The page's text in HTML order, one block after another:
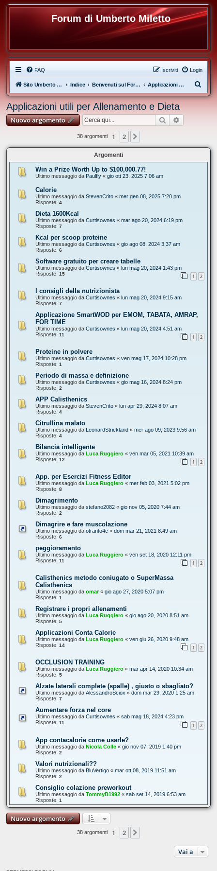
Forum di Umberto Miletto
FAQ Login
Iscriviti
Sito Umberto Miletto Indice Benvenuti sul Forum di Umberto Miletto Applicazioni utili per Allenamento e Dieta
e
Applicazioni utili per Allenamento e Dieta
Nuovo argomento Cerca
38 argomenti 1 2
Argomenti
Win a Prize Worth Up to $100,000.77!
Ultimo messaggio da Paulfly « gio ott 23, 2025 7:06 am
Calorie
Ultimo messaggio da StevenCrito « mer gen 08, 2025 7:20 pm
Risposte: 4
Dieta 1600Kcal
Ultimo messaggio da Curtisownes « mar ago 20, 2024 6:19 pm
Risposte: 7
Kcal per scoop proteine
Ultimo messaggio da Curtisownes « gio ago 08, 2024 3:37 am
Risposte: 6
Software gratuito per creare tabelle
Ultimo messaggio da Curtisownes « lun mag 20, 2024 1:43 pm
Risposte: 15 1 2
I consigli della nutrizionista
Ultimo messaggio da Curtisownes « lun mag 20, 2024 9:15 am
Risposte: 7
Applicazione SmartWOD per EMOM, TABATA, AMRAP,
FOR TIME
Ultimo messaggio da Curtisownes « lun mag 20, 2024 4:51 am
Risposte: 11 1 2
Proteine in polvere
Ultimo messaggio da Curtisownes « ven mag 17, 2024 10:28 pm
Risposte: 1
Periodo di massa e definizione
Ultimo messaggio da Curtisownes « gio mag 16, 2024 8:24 pm
Risposte: 2
APP Calisthenics
Ultimo messaggio da StevenCrito « lun apr 29, 2024 8:07 am
Risposte: 4
Citrullina malato
Ultimo messaggio da LeonardStrickland « mer ago 09, 2023 9:56 am
Risposte: 4
Bilancia intelligente
Ultimo messaggio da Luca Ruggiero « ven mar 05, 2021 10:39 am
Risposte: 12 1 2
App. per Esercizi Fitness Editor
Ultimo messaggio da Luca Ruggiero « mer feb 03, 2021 5:02 pm
Risposte: 8
Dimagrimento
Ultimo messaggio da stefano2082 « gio nov 05, 2020 7:44 am
Risposte: 2
Dimagrire e fare muscolazione
Ultimo messaggio da otranto4e « dom mar 21, 2021 8:49 am
Risposte: 6
peggioramento
Ultimo messaggio da Luca Ruggiero « ven set 18, 2020 12:11 pm
Risposte: 11 1 2
Calisthenics metodo coniugato o SuperMassa
Calisthenics
Ultimo messaggio da omar« gio ago 27, 2020 5:07 pm
Risposte: 1
Registrare i propri allenamenti
Ultimo messaggio da Luca Ruggiero « gio ago 20, 2020 8:51 am
Risposte: 5
Applicazioni Conta Calorie
Ultimo messaggio da Luca Ruggiero « ven giu 26, 2020 9:48 am
Risposte: 14 1 2
OCCLUSION TRAINING
Ultimo messaggio da Luca Ruggiero « mar apr 14, 2020 10:34 am
Risposte: 5
Alzate laterali complete (spalle) , giusto o sbagliato?
Ultimo messaggio da AlessandroSciox « dom mar 29, 2020 1:25 am
Risposte: 7
Aumentare forza nel core
Ultimo messaggio da Curtisownes « sab mag 18, 2024 4:23 pm
Risposte: 11 1 2
App contacalorie come usarle?
Ultimo messaggio da Nicola Colle « gio nov 07, 2019 1:40 pm
Risposte: 2
Valori nutrizionali??
Ultimo messaggio da BluVertigo « mar ott 08, 2019 11:51 am
Risposte: 2
Consiglio colazione preworkout
Ultimo messaggio da TommyB1992 « sab set 14, 2019 6:53 am
Risposte: 1
Nuovo argomento
38 argomenti 1 2
Vai a